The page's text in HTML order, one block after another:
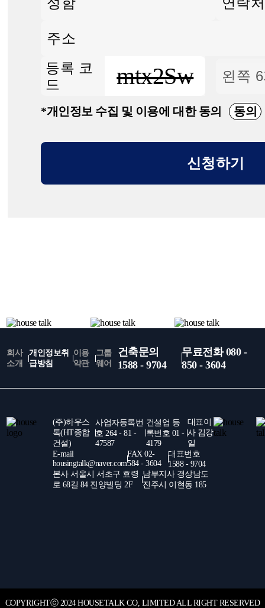
등록 코
드
mtx2Sw
*개인정보 수집 및 이용에 대한 동의 동의
신청하기
회사
소개
개인정보취
급방침
이용
약관
그룹
웨어
건축문의
1588 - 9704
무료전화 080 -
850 - 3604
(주)하우스
톡(HT종합
건설)
사업자등록번
호 264 - 81 -
47587
건설업 등
록번호 01 -
4179
대표이
사 김강
일
E-mail
housingtalk@naver.com
FAX 02-
584 - 3604
대표번호
1588 - 9704
본사 서울시 서초구 효령
로 68길 84 진양빌딩 2F
남부지사 경상남도
진주시 이현동 185
COPYRIGHTⓒ2024 HOUSETALK CO, LIMITED ALL RIGHT RESERVED